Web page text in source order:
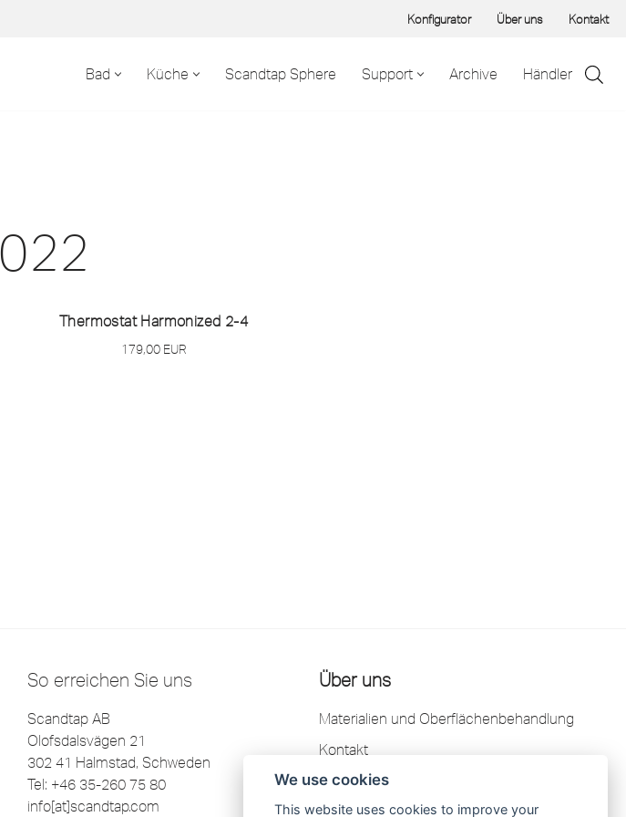
Konfigurator Über uns Kontakt
Bad Küche Scandtap Sphere Support Archive Händler
Thermostat Harmonized 2-4
179,00 EUR
So erreichen Sie uns
Scandtap AB
Olofsdalsvägen 21
302 41 Halmstad, Schweden
Tel: +46 35-260 75 80
info[at]scandtap.com
Über uns
Materialien und Oberflächenbehandlung
Kontakt
Garantie
Datenschutzerklärung
We use cookies
This website uses cookies to improve your